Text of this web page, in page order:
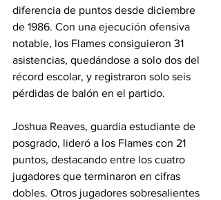
diferencia de puntos desde diciembre
de 1986. Con una ejecución ofensiva
notable, los Flames consiguieron 31
asistencias, quedándose a solo dos del
récord escolar, y registraron solo seis
pérdidas de balón en el partido.
Joshua Reaves, guardia estudiante de
posgrado, lideró a los Flames con 21
puntos, destacando entre los cuatro
jugadores que terminaron en cifras
dobles. Otros jugadores sobresalientes